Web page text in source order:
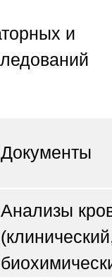
и
Документы
Анализы